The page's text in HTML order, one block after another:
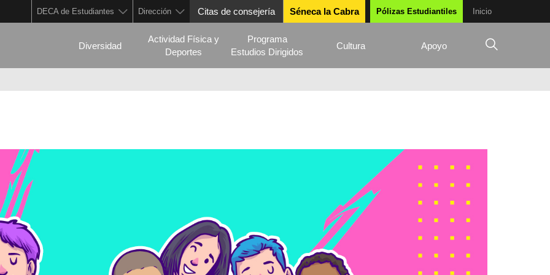
DECA de Estudiantes Dirección Citas de consejería Séneca la Cabra Pólizas Estudiantiles Inicio
Diversidad
Actividad Física y
Deportes
Programa
Estudios Dirigidos
Cultura Apoyo